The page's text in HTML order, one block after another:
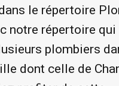
le répertoire
notre répertoire qui
plombiers
dont celle de